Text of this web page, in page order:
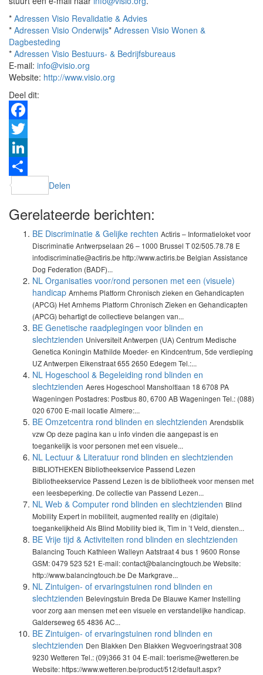
* Adressen Visio Revalidatie & Advies
* Adressen Visio Onderwijs* Adressen Visio Wonen &
Dagbesteding
* Adressen Visio Bestuurs- & Bedrijfsbureaus
E-mail: info@visio.org
Website: http://www.visio.org
Deel dit:
Facebook
Twitter
LinkedIn
Delen
Gerelateerde berichten:
BE Discriminatie & Gelijke rechten Actiris – Informatieloket voor
Discriminatie Antwerpselaan 26 – 1000 Brussel T 02/505.78.78 E
infodiscriminatie@actiris.be http://www.actiris.be Belgian Assistance
Dog Federation (BADF)...
NL Organisaties voor/rond personen met een (visuele)
handicap Arnhems Platform Chronisch zieken en Gehandicapten
(APCG) Het Arnhems Platform Chronisch Zieken en Gehandicapten
(APCG) behartigt de collectieve belangen van...
BE Genetische raadplegingen voor blinden en
slechtzienden Universiteit Antwerpen (UA) Centrum Medische
Genetica Koningin Mathilde Moeder- en Kindcentrum, 5de verdieping
UZ Antwerpen Eikenstraat 655 2650 Edegem Tel.:...
NL Hogeschool & Begeleiding rond blinden en
slechtzienden Aeres Hogeschool Mansholtlaan 18 6708 PA
Wageningen Postadres: Postbus 80, 6700 AB Wageningen Tel.: (088)
020 6700 E-mail locatie Almere:...
BE Omzetcentra rond blinden en slechtzienden Arendsblik
vzw Op deze pagina kan u info vinden die aangepast is en
toegankelijk is voor personen met een visuele...
NL Lectuur & Literatuur rond blinden en slechtzienden
BIBLIOTHEKEN Bibliotheekservice Passend Lezen
Bibliotheekservice Passend Lezen is de bibliotheek voor mensen met
een leesbeperking. De collectie van Passend Lezen...
NL Web & Computer rond blinden en slechtzienden Blind
Mobility Expert in mobiliteit, augmented reality en (digitale)
toegankelijkheid Als Blind Mobility bied ik, Tim in ’t Veld, diensten...
BE Vrije tijd & Activiteiten rond blinden en slechtzienden
Balancing Touch Kathleen Walleyn Aatstraat 4 bus 1 9600 Ronse
GSM: 0479 523 521 E-mail: contact@balancingtouch.be Website:
http://www.balancingtouch.be De Markgrave...
NL Zintuigen- of ervaringstuinen rond blinden en
slechtzienden Belevingstuin Breda De Blauwe Kamer Instelling
voor zorg aan mensen met een visuele en verstandelijke handicap.
Galderseweg 65 4836 AC...
BE Zintuigen- of ervaringstuinen rond blinden en
slechtzienden Den Blakken Den Blakken Wegvoeringstraat 308
9230 Wetteren Tel.: (09)366 31 04 E-mail: toerisme@wetteren.be
Website: https://www.wetteren.be/product/512/default.aspx?